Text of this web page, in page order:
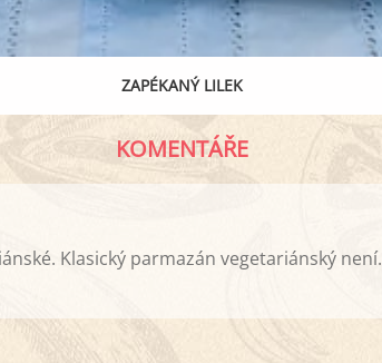
ZAPÉKANÝ LILEK
KOMENTÁŘE
Klasický parmazán vegetariánský není.